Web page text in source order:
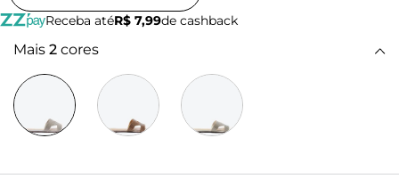
Receba atéR$ 7,99de cashback
Mais 2 cores